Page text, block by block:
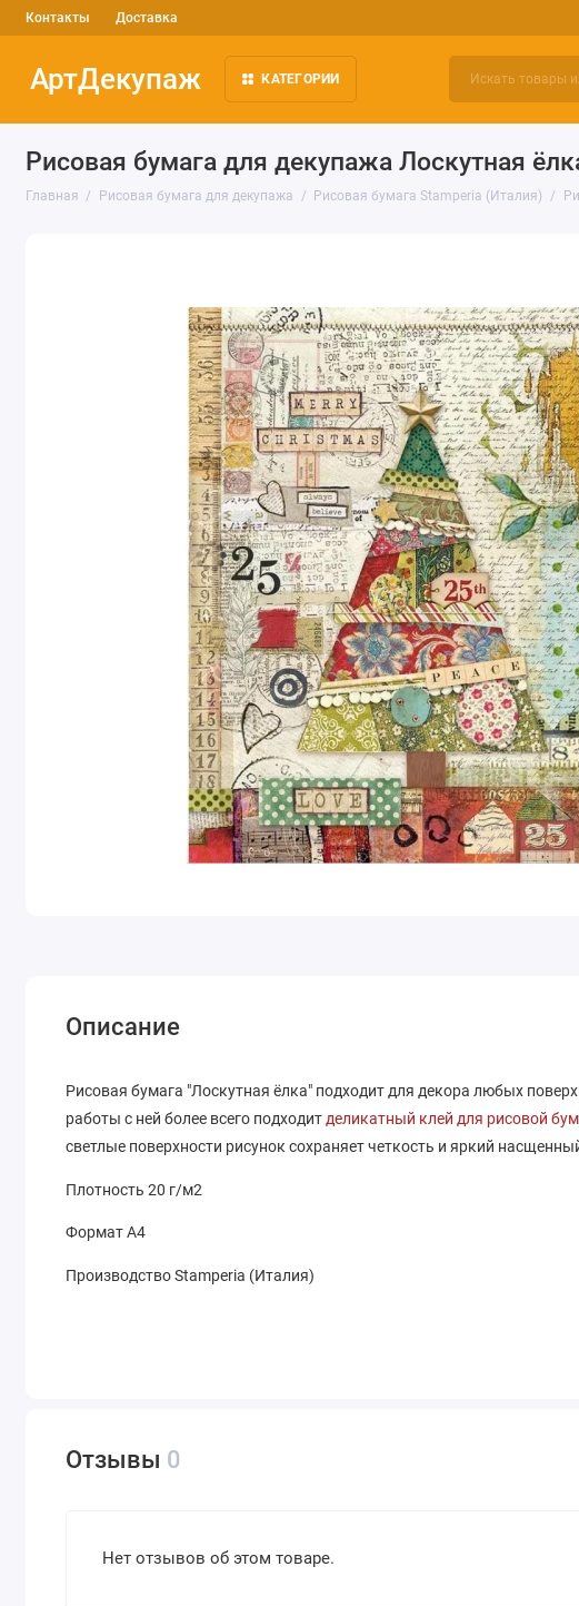
Контакты Доставка
АртДекупаж КАТЕГОРИИ
Рисовая бумага для декупажа Лоскутная
Главная Рисовая бумага для декупажа Рисовая бумага Stamperia (Италия)
Описание
Рисовая бумага "Лоскутная ёлка" подходит для декора любых
работы с ней более всего подходит деликатный клей для рисовой
светлые поверхности рисунок сохраняет четкость и яркий
Плотность 20 г/м2
Формат А4
Производство Stamperia (Италия)
Отзывы 0
Нет отзывов об этом товаре.